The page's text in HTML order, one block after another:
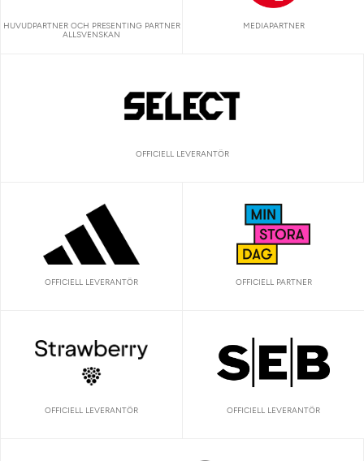
HUVUDPARTNER OCH PRESENTING PARTNER
ALLSVENSKAN
MEDIAPARTNER
OFFICIELL LEVERANTÖR
OFFICIELL LEVERANTÖR OFFICIELL PARTNER
OFFICIELL LEVERANTÖR OFFICIELL LEVERANTÖR